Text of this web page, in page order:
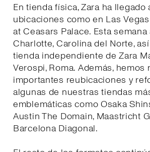
En tienda física, Zara ha llegado
ubicaciones como en Las
at Ceasars Palace. Esta
Charlotte, Carolina del Norte,
tienda independiente de Zara
Verospi, Roma. Además, hemos
importantes reubicaciones y
algunas de nuestras tiendas
emblemáticas como Osaka
Austin The Domain, Maastricht
Barcelona Diagonal.